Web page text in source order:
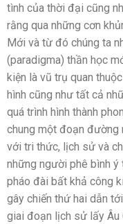
tình của thời đại cũng
rằng qua những cơn
Mới và từ đó chúng ta
(paradigma) thần học
kiện là vũ trụ quan
hình cũng như tất cả
quá trình hình thành
chung một đoạn đường
với tri thức, lịch sử và
những người phê bình ý
pháo đài bất khả công
gây chiến thứ hai dẫn
giai đoạn lịch sử lấy Âu